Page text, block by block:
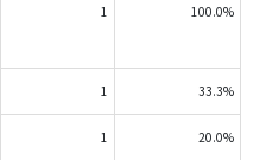
1 100.0%
1 33.3%
1 20.0%